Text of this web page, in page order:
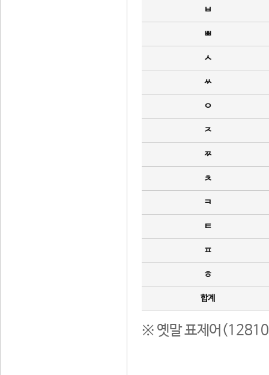
ㅂ
ㅃ
ㅅ
ㅆ
ㅇ
ㅈ
ㅉ
ㅊ
ㅋ
ㅌ
ㅍ
ㅎ
합계
※ 옛말 표제어(12810